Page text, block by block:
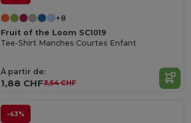
+8
Fruit of the Loom SC1019
Tee-Shirt Manches Courtes Enfant
À partir de:
1,88 CHF3,54 CHF
-43%